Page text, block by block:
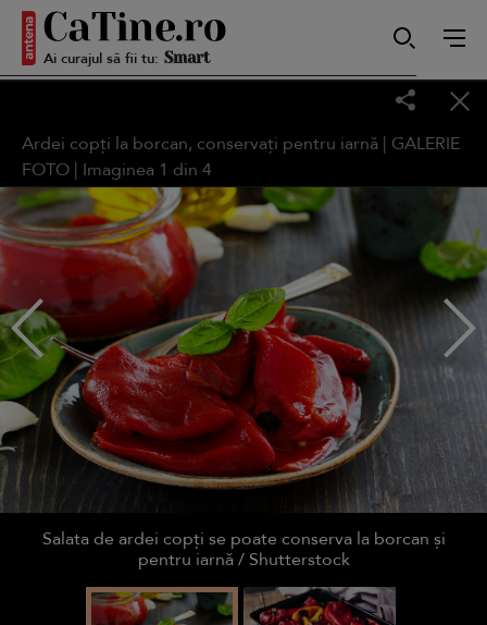
Ai curajul să fii tu:
Sensibilă
Puternică
Ardei copți la borcan, conservați pentru iarnă | GALERIE
FOTO | Imaginea 1 din 4
Salata de ardei copți se poate conserva la borcan și
pentru iarnă / Shutterstock